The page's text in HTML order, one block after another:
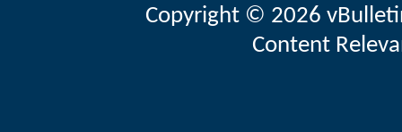
Copyright © 2026
Content